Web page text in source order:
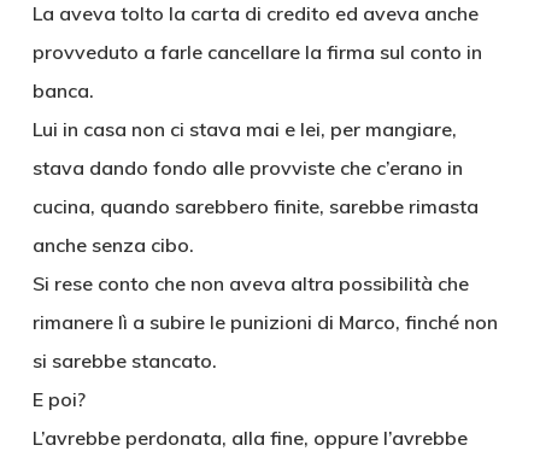
La aveva tolto la carta di credito ed aveva anche
provveduto a farle cancellare la firma sul conto in
banca.
Lui in casa non ci stava mai e lei, per mangiare,
stava dando fondo alle provviste che c’erano in
cucina, quando sarebbero finite, sarebbe rimasta
anche senza cibo.
Si rese conto che non aveva altra possibilità che
rimanere lì a subire le punizioni di Marco, finché non
si sarebbe stancato.
E poi?
L’avrebbe perdonata, alla fine, oppure l’avrebbe